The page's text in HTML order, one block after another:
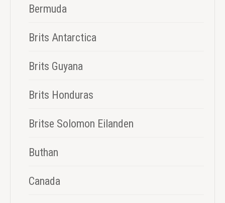
Bermuda
Brits Antarctica
Brits Guyana
Brits Honduras
Britse Solomon Eilanden
Buthan
Canada